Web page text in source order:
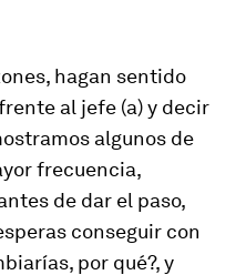
hagan sentido
al jefe (a) y decir
algunos de
frecuencia,
de dar el paso,
conseguir con
por qué?, y